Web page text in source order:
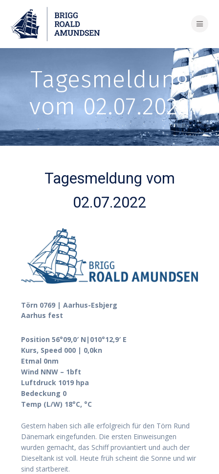
Tagesmeldung
vom 02.07.2022
Tagesmeldung vom
02.07.2022
Törn 0769 | Aarhus-Esbjerg
Aarhus fest
Position 56°09,0′ N|010°12,9′ E
Kurs, Speed 000 | 0,0kn
Etmal 0nm
Wind NNW – 1bft
Luftdruck 1019 hpa
Bedeckung 0
Temp (L/W) 18°C, °C
Gestern haben sich alle erfolgreich für den Törn Rund
Dänemark eingefunden. Die ersten Einweisungen
wurden gemacht, das Schiff proviantiert und auch der
Dieseltank ist voll. Heute früh scheint die Sonne und wir
sind startbereit.